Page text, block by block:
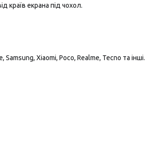
країв екрана під чохол.
Xiaomi, Poco, Realme, Tecno та інші.